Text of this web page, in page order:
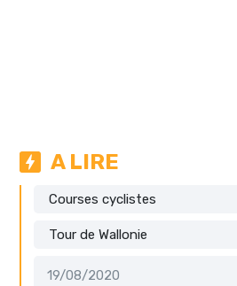
A LIRE
Courses cyclistes
Tour de Wallonie
19/08/2020